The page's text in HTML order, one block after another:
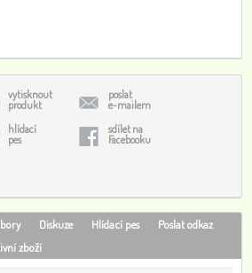
vytisknout
produkt
poslat
e-mailem
hlídací
pes
sdílet na
Facebooku
Diskuze Hlídací pes
Poslat odkaz
zboží